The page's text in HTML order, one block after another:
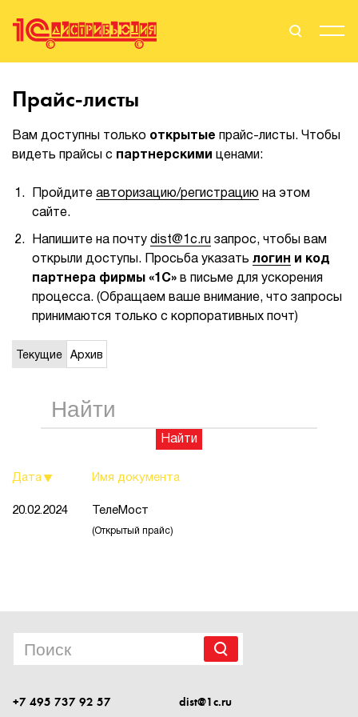
Поиск
Вендоры
Партнерам
События
Сервисы для партнеров
Прайс-листы
Вам доступны только открытые прайс-листы. Чтобы
видеть прайсы с партнерскими ценами:
Пройдите авторизацию/регистрацию на этом
сайте.
Напишите на почту dist@1c.ru запрос, чтобы вам
открыли доступы. Просьба указать логин
и код
партнера фирмы «1С» в письме для ускорения
процесса. (Обращаем ваше внимание, что запросы
принимаются только с корпоративных почт)
Текущие Архив
Найти
Дата Имя документа
20.02.2024 ТелеМост
(Открытый прайс)
+7 495 737 92 57 dist@1c.ru